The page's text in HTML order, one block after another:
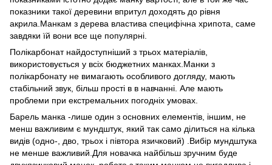
показники такої деревини впритул доходять до рівня
акрила.Манкам з дерева властива специфічна хрипота, саме
завдяки їй вони все ще популярні.
Полікарбонат найдоступніший з трьох матеріалів,
використовується у всіх бюджетних манках.Манки з
полікарбонату не вимагають особливого догляду, мають
стабільний звук, більш прості в в навчанні. Але мають
проблеми при екстремальних погодніх умовах.
Барель манка -лише один з основних елементів, іншим, не
менш важливим є мундштук, який так само ділиться на кілька
видів (одно-, дво, трьох і півтора язичковий) .Вибір мундштука
не менше важливий.Для новачка найбільш зручним буде